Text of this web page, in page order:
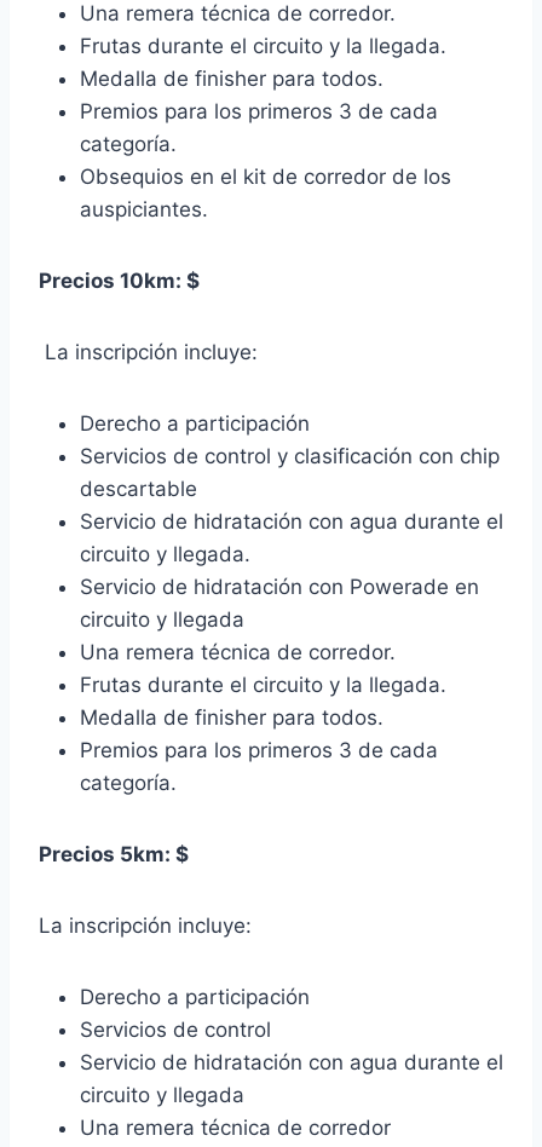
Una remera técnica de corredor.
Frutas durante el circuito y la llegada.
Medalla de finisher para todos.
Premios para los primeros 3 de cada
categoría.
Obsequios en el kit de corredor de los
auspiciantes.
Precios 10km: $
La inscripción incluye:
Derecho a participación
Servicios de control y clasificación con chip
descartable
Servicio de hidratación con agua durante el
circuito y llegada.
Servicio de hidratación con Powerade en
circuito y llegada
Una remera técnica de corredor.
Frutas durante el circuito y la llegada.
Medalla de finisher para todos.
Premios para los primeros 3 de cada
categoría.
Precios 5km: $
La inscripción incluye:
Derecho a participación
Servicios de control
Servicio de hidratación con agua durante el
circuito y llegada
Una remera técnica de corredor